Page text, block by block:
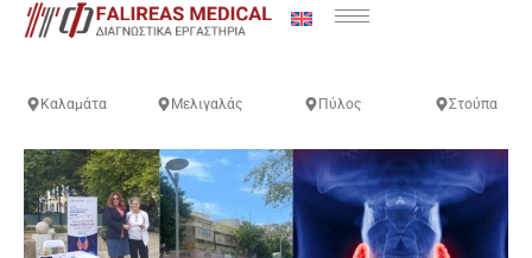
Καλαμάτα Μελιγαλάς Πύλος Στούπα